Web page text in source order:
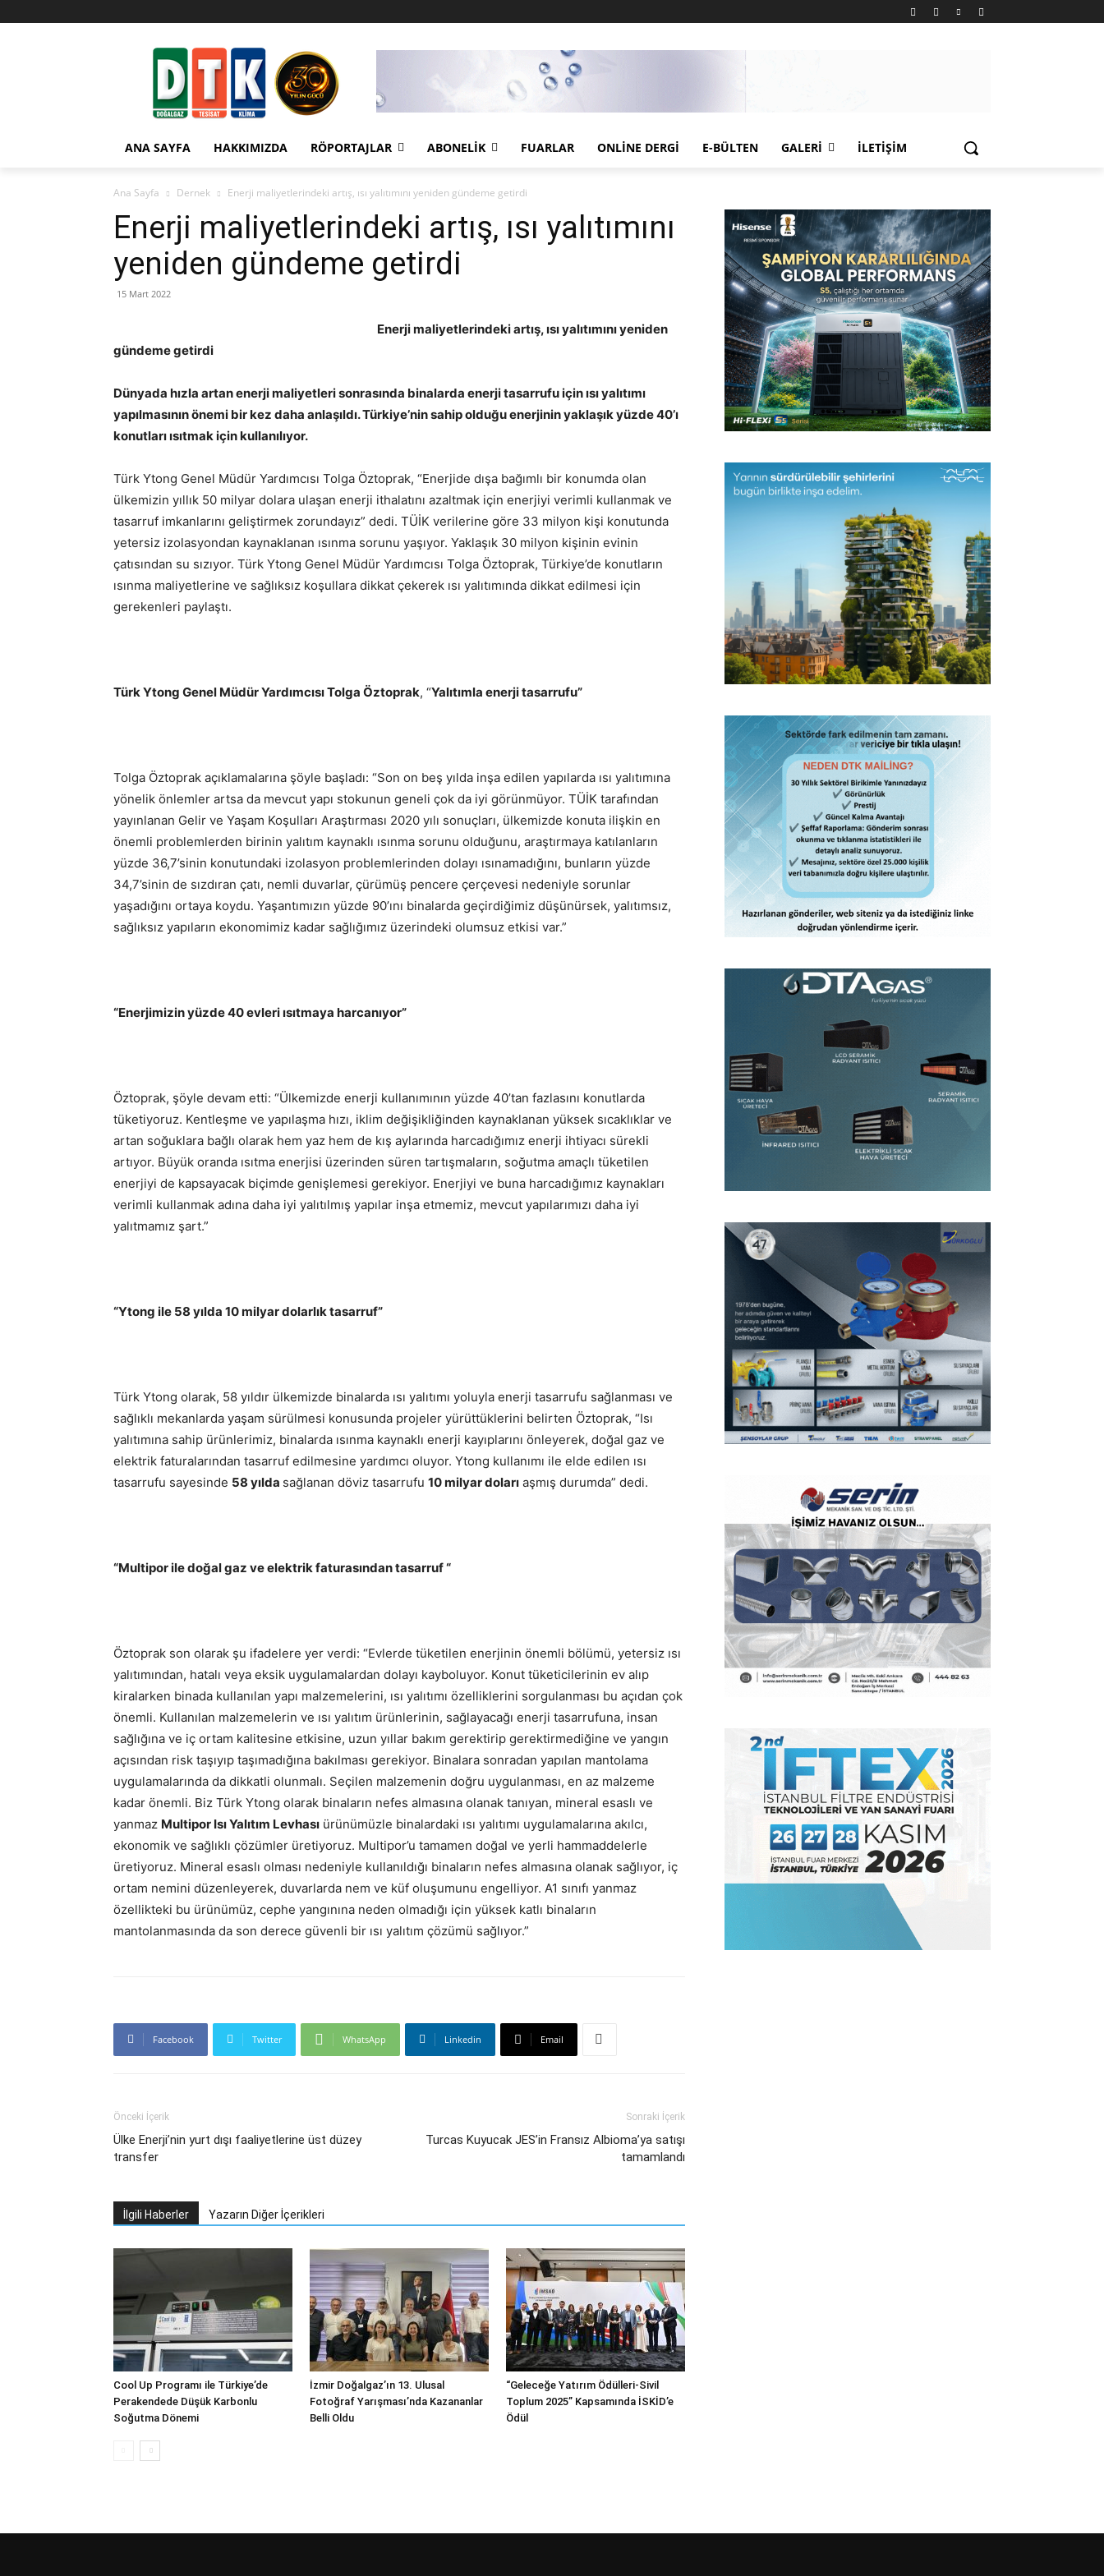
ANA SAYFA HAKKIMIZDA RÖPORTAJLAR ABONELIK FUARLAR ONLINE DERGI E-BÜLTEN GALERI İLETIŞIM
Ana Sayfa Dernek Enerji maliyetlerindeki artış, ısı yalıtımını yeniden gündeme getirdi
Enerji maliyetlerindeki artış, ısı yalıtımını
yeniden gündeme getirdi
15 Mart 2022
Enerji maliyetlerindeki artış, ısı yalıtımını yeniden
gündeme getirdi
Dünyada hızla artan enerji maliyetleri sonrasında binalarda enerji tasarrufu için ısı yalıtımı
yapılmasının önemi bir kez daha anlaşıldı. Türkiye’nin sahip olduğu enerjinin yaklaşık yüzde 40’ı
konutları ısıtmak için kullanılıyor.
Türk Ytong Genel Müdür Yardımcısı Tolga Öztoprak, “Enerjide dışa bağımlı bir konumda olan
ülkemizin yıllık 50 milyar dolara ulaşan enerji ithalatını azaltmak için enerjiyi verimli kullanmak ve
tasarruf imkanlarını geliştirmek zorundayız” dedi. TÜİK verilerine göre 33 milyon kişi konutunda
yetersiz izolasyondan kaynaklanan ısınma sorunu yaşıyor. Yaklaşık 30 milyon kişinin evinin
çatısından su sızıyor. Türk Ytong Genel Müdür Yardımcısı Tolga Öztoprak, Türkiye’de konutların
ısınma maliyetlerine ve sağlıksız koşullara dikkat çekerek ısı yalıtımında dikkat edilmesi için
gerekenleri paylaştı.
Türk Ytong Genel Müdür Yardımcısı Tolga Öztoprak, “Yalıtımla enerji tasarrufu”
Tolga Öztoprak açıklamalarına şöyle başladı: “Son on beş yılda inşa edilen yapılarda ısı yalıtımına
yönelik önlemler artsa da mevcut yapı stokunun geneli çok da iyi görünmüyor. TÜİK tarafından
yayınlanan Gelir ve Yaşam Koşulları Araştırması 2020 yılı sonuçları, ülkemizde konuta ilişkin en
önemli problemlerden birinin yalıtım kaynaklı ısınma sorunu olduğunu, araştırmaya katılanların
yüzde 36,7’sinin konutundaki izolasyon problemlerinden dolayı ısınamadığını, bunların yüzde
34,7’sinin de sızdıran çatı, nemli duvarlar, çürümüş pencere çerçevesi nedeniyle sorunlar
yaşadığını ortaya koydu. Yaşantımızın yüzde 90’ını binalarda geçirdiğimiz düşünürsek, yalıtımsız,
sağlıksız yapıların ekonomimiz kadar sağlığımız üzerindeki olumsuz etkisi var.”
“Enerjimizin yüzde 40 evleri ısıtmaya harcanıyor”
Öztoprak, şöyle devam etti: “Ülkemizde enerji kullanımının yüzde 40’tan fazlasını konutlarda
tüketiyoruz. Kentleşme ve yapılaşma hızı, iklim değişikliğinden kaynaklanan yüksek sıcaklıklar ve
artan soğuklara bağlı olarak hem yaz hem de kış aylarında harcadığımız enerji ihtiyacı sürekli
artıyor. Büyük oranda ısıtma enerjisi üzerinden süren tartışmaların, soğutma amaçlı tüketilen
enerjiyi de kapsayacak biçimde genişlemesi gerekiyor. Enerjiyi ve buna harcadığımız kaynakları
verimli kullanmak adına daha iyi yalıtılmış yapılar inşa etmemiz, mevcut yapılarımızı daha iyi
yalıtmamız şart.”
“Ytong ile 58 yılda 10 milyar dolarlık tasarruf”
Türk Ytong olarak, 58 yıldır ülkemizde binalarda ısı yalıtımı yoluyla enerji tasarrufu sağlanması ve
sağlıklı mekanlarda yaşam sürülmesi konusunda projeler yürüttüklerini belirten Öztoprak, “Isı
yalıtımına sahip ürünlerimiz, binalarda ısınma kaynaklı enerji kayıplarını önleyerek, doğal gaz ve
elektrik faturalarından tasarruf edilmesine yardımcı oluyor. Ytong kullanımı ile elde edilen ısı
tasarrufu sayesinde 58 yılda sağlanan döviz tasarrufu 10 milyar doları aşmış durumda” dedi.
“Multipor ile doğal gaz ve elektrik faturasından tasarruf “
Öztoprak son olarak şu ifadelere yer verdi: “Evlerde tüketilen enerjinin önemli bölümü, yetersiz ısı
yalıtımından, hatalı veya eksik uygulamalardan dolayı kayboluyor. Konut tüketicilerinin ev alıp
kiralarken binada kullanılan yapı malzemelerini, ısı yalıtımı özelliklerini sorgulanması bu açıdan çok
önemli. Kullanılan malzemelerin ve ısı yalıtım ürünlerinin, sağlayacağı enerji tasarrufuna, insan
sağlığına ve iç ortam kalitesine etkisine, uzun yıllar bakım gerektirip gerektirmediğine ve yangın
açısından risk taşıyıp taşımadığına bakılması gerekiyor. Binalara sonradan yapılan mantolama
uygulamalarında da dikkatli olunmalı. Seçilen malzemenin doğru uygulanması, en az malzeme
kadar önemli. Biz Türk Ytong olarak binaların nefes almasına olanak tanıyan, mineral esaslı ve
yanmaz Multipor Isı Yalıtım Levhası ürünümüzle binalardaki ısı yalıtımı uygulamalarına akılcı,
ekonomik ve sağlıklı çözümler üretiyoruz. Multipor’u tamamen doğal ve yerli hammaddelerle
üretiyoruz. Mineral esaslı olması nedeniyle kullanıldığı binaların nefes almasına olanak sağlıyor, iç
ortam nemini düzenleyerek, duvarlarda nem ve küf oluşumunu engelliyor. A1 sınıfı yanmaz
özellikteki bu ürünümüz, cephe yangınına neden olmadığı için yüksek katlı binaların
mantolanmasında da son derece güvenli bir ısı yalıtım çözümü sağlıyor.”
Facebook Twitter WhatsApp Linkedin Email
Önceki İçerik
Ülke Enerji’nin yurt dışı faaliyetlerine üst düzey
transfer
Sonraki İçerik
Turcas Kuyucak JES’in Fransız Albioma’ya satışı
tamamlandı
İlgili Haberler Yazarın Diğer İçerikleri
Cool Up Programı ile Türkiye’de
Perakendede Düşük Karbonlu
Soğutma Dönemi
İzmir Doğalgaz’ın 13. Ulusal
Fotoğraf Yarışması’nda Kazananlar
Belli Oldu
“Geleceğe Yatırım Ödülleri-Sivil
Toplum 2025” Kapsamında İSKİD’e
Ödül